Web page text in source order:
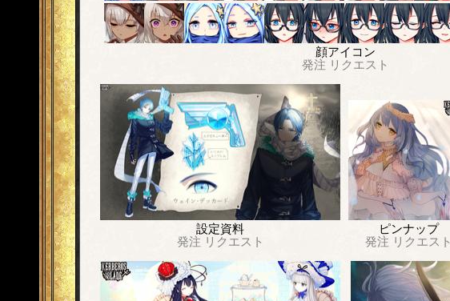
顔アイコン
発注 リクエスト
設定資料
発注 リクエスト
ピンナップ
発注 リクエスト